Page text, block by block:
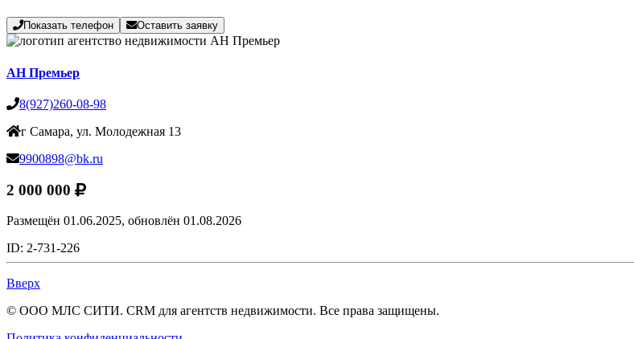
Показать телефон Оставить заявку
АН Премьер
8(927)260-08-98
г Самара, ул. Молодежная 13
9900898@bk.ru
2 000 000
Размещён 01.06.2025, обновлён 01.08.2026
ID: 2-731-226
Вверх
© ООО МЛС СИТИ. CRM для агентств недвижимости. Все права защищены.